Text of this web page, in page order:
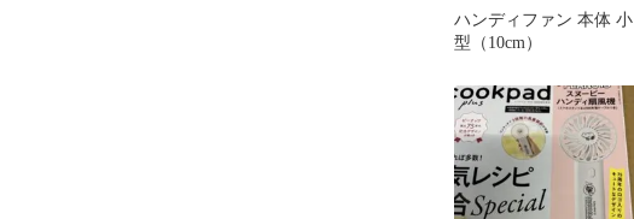
ハンディファン 本体 小
型（10cm）